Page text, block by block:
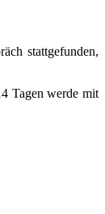
stattgefunden,
Tagen werde mit